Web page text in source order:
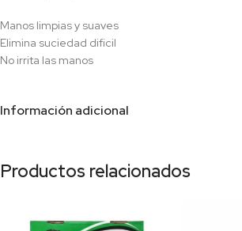
Manos limpias y suaves
Elimina suciedad dificil
No irrita las manos
Información adicional
Productos relacionados